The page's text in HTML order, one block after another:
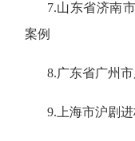
7.山东省济南
案例
8.广东省广州
9.上海市沪剧